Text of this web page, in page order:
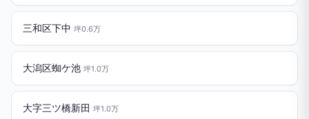
三和区下中 坪0.6万
大潟区蜘ケ池 坪1.0万
大字三ツ橋新田 坪1.0万